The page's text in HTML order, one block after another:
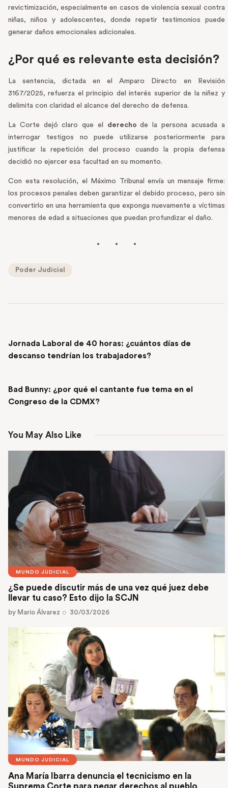
revictimización, especialmente en casos de violencia sexual contra
niñas, niños y adolescentes, donde repetir testimonios puede
generar daños emocionales adicionales.
¿Por qué es relevante esta decisión?
La sentencia, dictada en el Amparo Directo en Revisión
3167/2025, refuerza el principio del interés superior de la niñez y
delimita con claridad el alcance del derecho de defensa.
La Corte dejó claro que el derechode la persona acusada a
interrogar testigos no puede utilizarse posteriormente para
justificar la repetición del proceso cuando la propia defensa
decidió no ejercer esa facultad en su momento.
Con esta resolución, el Máximo Tribunal envía un mensaje firme:
los procesos penales deben garantizar el debido proceso, pero sin
convertirlo en una herramienta que exponga nuevamente a víctimas
menores de edad a situaciones que puedan profundizar el daño.
Poder Judicial
Jornada Laboral de 40 horas: ¿cuántos días de
descanso tendrían los trabajadores?
Bad Bunny: ¿por qué el cantante fue tema en el
Congreso de la CDMX?
You May Also Like
MUNDO JUDICIAL
¿Se puede discutir más de una vez qué juez debe
llevar tu caso? Esto dijo la SCJN
by Mario Álvarez 30/03/2026
MUNDO JUDICIAL
Ana María Ibarra denuncia el tecnicismo en la
Suprema Corte para negar derechos al pueblo